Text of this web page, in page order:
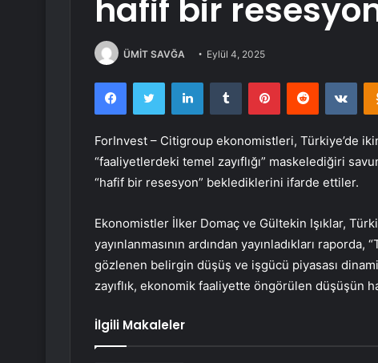
hafif bir
ÜMİT SAVĞA Eylül 4, 2025
FacebookTwitter LinkedInTumblr PinterestReddit
ForInvest – Citigroup ekonomistleri, Türkiye’de
“faaliyetlerdeki temel zayıflığı” maskelediğiri
“hafif bir resesyon” beklediklerini ifarde ettiler.
Ekonomistler İlker Domaç ve Gültekin Işıklar,
yayınlanmasının ardından yayınladıkları
gözlenen belirgin düşüş ve işgücü piyasası
zayıflık, ekonomik faaliyette öngörülen düşüşün
İlgili Makaleler